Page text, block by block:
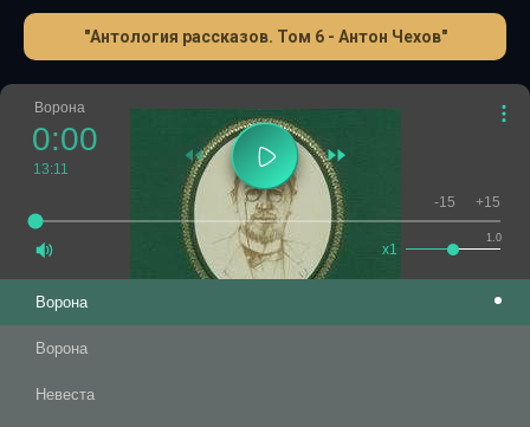
"Антология рассказов. Том 6 - Антон Чехов"
Ворона
0:00
13:11
1.0
x1
-15 +15
Ворона
Ворона
Невеста